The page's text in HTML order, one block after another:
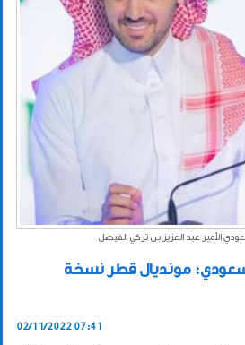
الأمير عبد العزيز بن تركي الفيصل
مونديال قطر نسخة
02/11/2022 07:41